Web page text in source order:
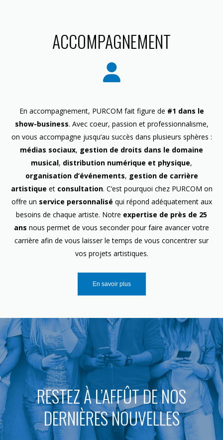
ACCOMPAGNEMENT
En accompagnement, PURCOM fait figure de #1 dans le
show-business. Avec coeur, passion et professionnalisme,
on vous accompagne jusqu’au succès dans plusieurs sphères :
médias sociaux, gestion de droits dans le domaine
musical, distribution numérique et physique,
organisation d’événements, gestion de carrière
artistique etconsultation. C’est pourquoi chez PURCOM on
offre un service personnalisé qui répond adéquatement aux
besoins de chaque artiste. Notre expertise de près de 25
ans nous permet de vous seconder pour faire avancer votre
carrière afin de vous laisser le temps de vous concentrer sur
vos projets artistiques.
En savoir plus
RESTEZ À L’AFFÛT DE NOS
DERNIÈRES NOUVELLES